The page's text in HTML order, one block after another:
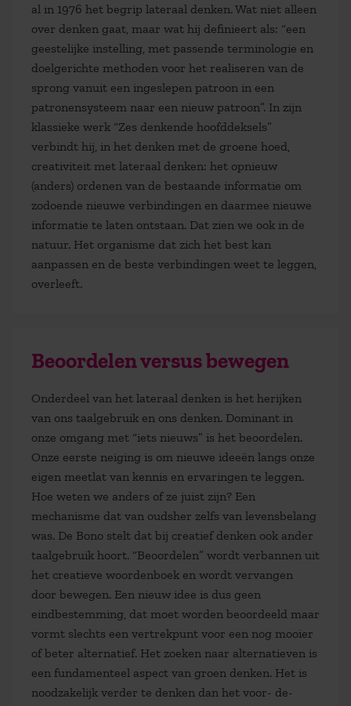
al in 1976 het begrip lateraal denken. Wat niet alleen
over denken gaat, maar wat hij definieert als: “een
geestelijke instelling, met passende terminologie en
doelgerichte methoden voor het realiseren van de
sprong vanuit een ingeslepen patroon in een
patronensysteem naar een nieuw patroon”. In zijn
klassieke werk “Zes denkende hoofddeksels”
verbindt hij, in het denken met de groene hoed,
creativiteit met lateraal denken: het opnieuw
(anders) ordenen van de bestaande informatie om
zodoende nieuwe verbindingen en daarmee nieuwe
informatie te laten ontstaan. Dat zien we ook in de
natuur. Het organisme dat zich het best kan
aanpassen en de beste verbindingen weet te leggen,
overleeft.
Beoordelen versus bewegen
Onderdeel van het lateraal denken is het herijken
van ons taalgebruik en ons denken. Dominant in
onze omgang met “iets nieuws” is het beoordelen.
Onze eerste neiging is om nieuwe ideeën langs onze
eigen meetlat van kennis en ervaringen te leggen.
Hoe weten we anders of ze juist zijn? Een
mechanisme dat van oudsher zelfs van levensbelang
was. De Bono stelt dat bij creatief denken ook ander
taalgebruik hoort. “Beoordelen” wordt verbannen uit
het creatieve woordenboek en wordt vervangen
door bewegen. Een nieuw idee is dus geen
eindbestemming, dat moet worden beoordeeld maar
vormt slechts een vertrekpunt voor een nog mooier
of beter alternatief. Het zoeken naar alternatieven is
een fundamenteel aspect van groen denken. Het is
noodzakelijk verder te denken dan het voor- de-